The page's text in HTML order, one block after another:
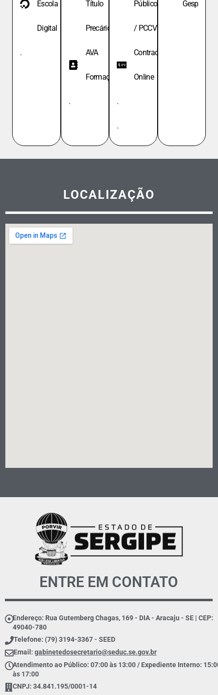
Escola
Digital
.
Título
Precário
AVA
Formação
.
Públicos
/ PCCV
Contracheque
Online
.
.
Gesp
LOCALIZAÇÃO
ENTRE EM CONTATO
Endereço: Rua Gutemberg Chagas, 169 - DIA - Aracaju - SE | CEP:
49040-780
Telefone: (79) 3194-3367 - SEED
Email: gabinetedosecretario@seduc.se.gov.br
Atendimento ao Público: 07:00 às 13:00 / Expediente Interno:
às 17:00
CNPJ: 34.841.195/0001-14